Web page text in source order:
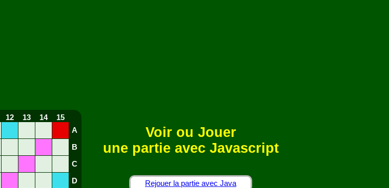
12 13 14
15
A
B
C
D
Voir ou Jouer
une partie avec Javascript
Rejouer la partie avec Java